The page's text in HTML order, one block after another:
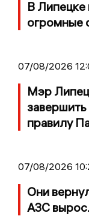
В Липецке
огромные
07/08/2026
Мэр
правилу
07/08/2026
Они
АЗС